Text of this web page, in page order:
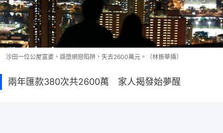
沙田一位公屋富婆，誤墮網戀陷阱，失去2600萬元。（林振華攝）
兩年匯款380次共2600萬 家人揭發始夢醒